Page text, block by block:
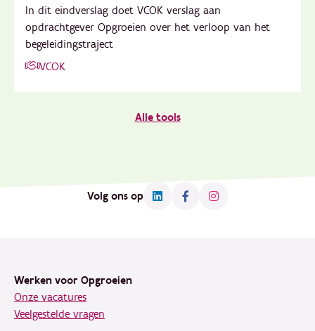
In dit eindverslag doet VCOK verslag aan
opdrachtgever Opgroeien over het verloop van het
begeleidingstraject
VCOK
Alle tools
Volg ons op
Werken voor Opgroeien
Onze vacatures
Veelgestelde vragen